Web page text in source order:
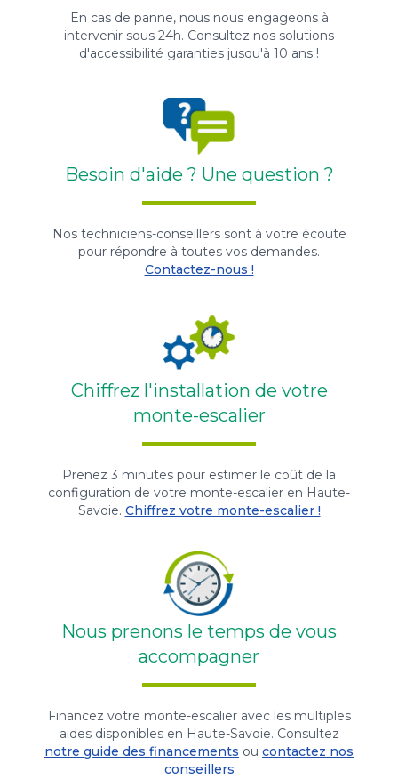
En cas de panne, nous nous engageons à
intervenir sous 24h. Consultez nos solutions
d'accessibilité garanties jusqu'à 10 ans !
Besoin d'aide ? Une question ?
Nos techniciens-conseillers sont à votre écoute
pour répondre à toutes vos demandes.
Contactez-nous !
Chiffrez l'installation de votre
monte-escalier
Prenez 3 minutes pour estimer le coût de la
configuration de votre monte-escalier en Haute-
Savoie. Chiffrez votre monte-escalier !
Nous prenons le temps de vous
accompagner
Financez votre monte-escalier avec les multiples
aides disponibles en Haute-Savoie. Consultez
notre guide des financements ou contactez nos
conseillers